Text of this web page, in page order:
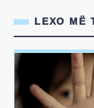
LEXO MË